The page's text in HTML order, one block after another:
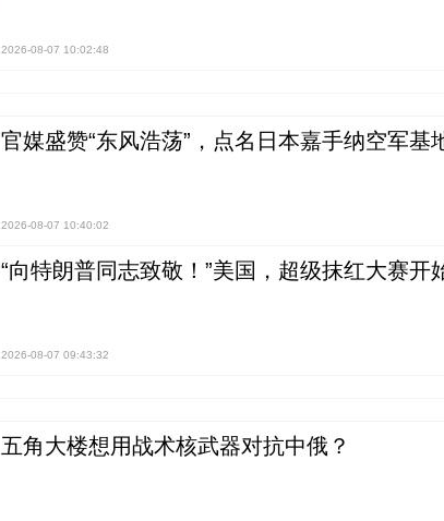
2026-08-07 10:02:48
官媒盛赞“东风浩荡”，点名日本嘉手纳空军基
2026-08-07 10:40:02
“向特朗普同志致敬！”美国，超级抹红大赛开
2026-08-07 09:43:32
五角大楼想用战术核武器对抗中俄？